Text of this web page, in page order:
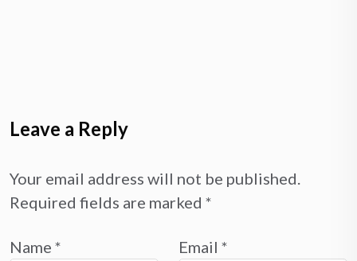
Leave a Reply
Your email address will not be published.
Required fields are marked *
Name * Email *